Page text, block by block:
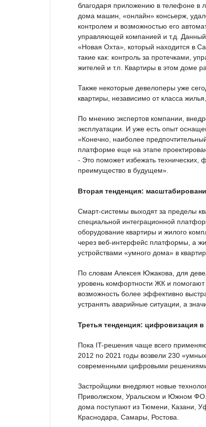
благодаря приложению в телефоне в
дома машин, «онлайн» консьерж,
контролем и возможностью его
управляющей компанией и т.д.
«Новая Охта», который находится в
такие как: контроль за протечками,
жителей и т.п. Квартиры в этом доме
Также некоторые девелоперы уже
квартиры, независимо от класса
По мнению экспертов компании,
эксплуатации. И уже есть опыт
«Конечно, наиболее
платформе еще на этапе
- Это поможет избежать технических,
преимущество в будущем».
Вторая тенденция:
Смарт-системы выходят за пределы
специальной интеграционной
оборудование квартиры и жилого
через веб-интерфейс платформы, а
устройствами «умного дома» в
По словам Алексея Южакова, для
уровень комфортности ЖК и
возможность более эффективно
устранять аварийные ситуации, а
Третья тенденция: цифровизация в
Пока IT-решения чаще всего
2012 по 2021 годы возвели 230
современными цифровыми решениями,
Застройщики внедряют новые
Приволжском, Уральском и Южном
дома поступают из Тюмени, Казани,
Краснодара, Самары, Ростова.